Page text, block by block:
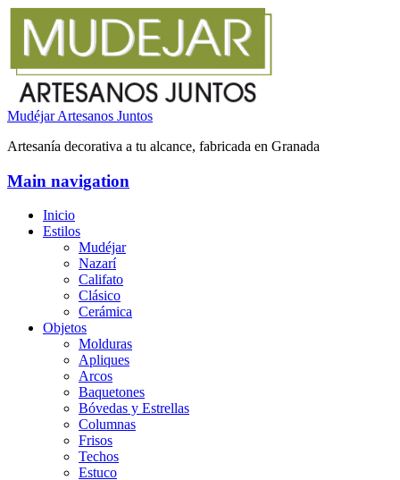
Mudéjar Artesanos Juntos
Artesanía decorativa a tu alcance, fabricada en Granada
Main navigation
Inicio
Estilos
Mudéjar
Nazarí
Califato
Clásico
Cerámica
Objetos
Molduras
Apliques
Arcos
Baquetones
Bóvedas y Estrellas
Columnas
Frisos
Techos
Estuco